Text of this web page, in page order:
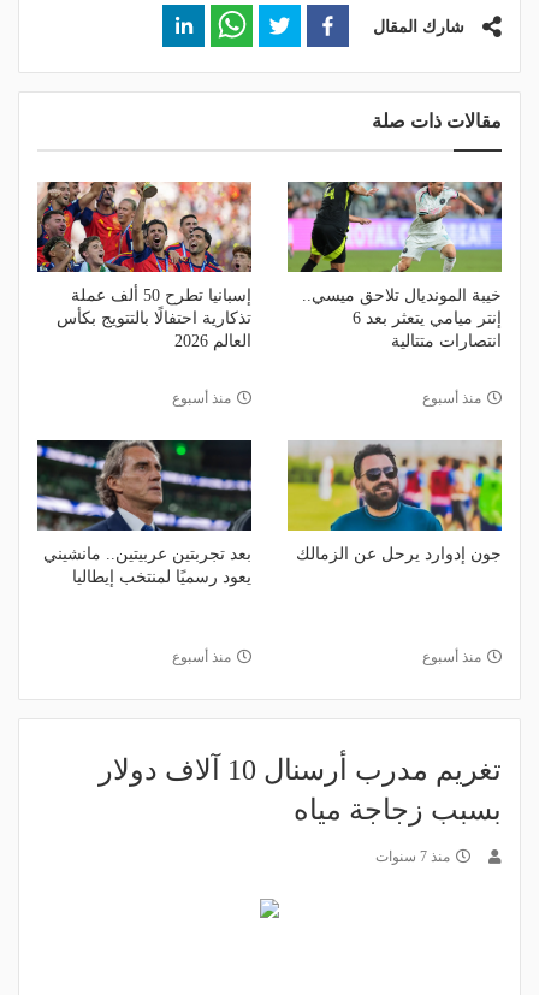
شارك المقال
مقالات ذات صلة
خيبة المونديال تلاحق ميسي..
إنتر ميامي يتعثر بعد 6
انتصارات متتالية
منذ أسبوع
إسبانيا تطرح 50 ألف عملة
تذكارية احتفالًا بالتتويج بكأس
العالم 2026
منذ أسبوع
جون إدوارد يرحل عن الزمالك
منذ أسبوع
بعد تجربتين عربيتين.. مانشيني
يعود رسميًا لمنتخب إيطاليا
منذ أسبوع
تغريم مدرب أرسنال 10 آلاف دولار
بسبب زجاجة مياه
منذ 7 سنوات